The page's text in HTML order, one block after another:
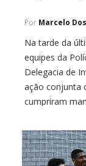
Por Marcelo
Na tarde da
equipes da
Delegacia de
ação conjunta
cumpriram